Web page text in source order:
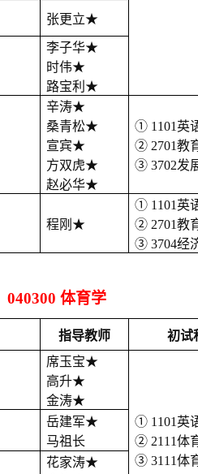
张更立★
李子华★
时伟★
路宝利 ★
辛涛★
桑青松★
宣宾★
方双虎★
赵必华★
① 1101英
② 2701教
③ 3702发
程刚 ★
① 1101英
② 2701教
③ 3704经
040300 体育学
指导教师 初试
席玉宝★
高升★
金涛★
① 1101英
② 2111体
③ 3111体
岳建军★
马祖长
花家涛★